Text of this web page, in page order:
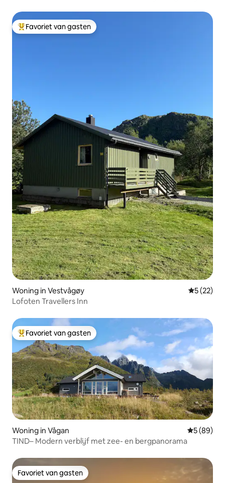
Topfavoriet van gasten
Favoriet van gasten
Woning in Vestvågøy
5 (22)
Lofoten Travellers Inn
Topfavoriet van gasten
Favoriet van gasten
Woning in Vågan
5 (89)
TIND– Modern verblijf met zee- en bergpanorama
Favoriet van gasten
Favoriet van gasten